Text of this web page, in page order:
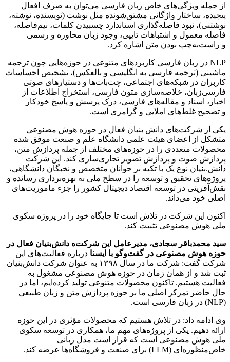
از جمله ویژگی‌های خاص زبان فارسی می‌توان به صرف افعال
پیچیده، ساختار واژگانی مشتق‌شونده مثل نوشت (نویسنده، نوشته،
نوشتنی)، نبود فاصله‌گذاری استاندارد چسبیدن کلمات، نیم‌فاصله،
فاصله معمول و اشتباهات تایپی، وجود زبان محاوره و رسمی
و راست‌به‌چپ بودن متن اشاره کرد.
NLP در زبان فارسی کاربردهای متنوعی در حوزه‌هایی چون ترجمه
ماشینی (ترجمه فارسی به انگلیسی و بالعکس)، تشخیص احساسات
کاربران در شبکه‌های اجتماعی، چت‌بات‌ها و دستیارهای صوتی
فارسی‌زبان، خلاصه‌سازی متون فارسی، استخراج اطلاعات از
اخبار، اسناد و مقاله‌های فارسی، درک پرسش و پاسخ خودکار
و تصحیح غلط‌های املایی و گرامری است.
یکی از شرکت‌های دانش بنیان فعال در حوزه هوش مصنوعی
متشکل از اعضای هیئت علمی دانشگاه علم و صنعت موفق شده
محصولات متعددی را در حوزه‌های مختلف از جمله پردازش متن،
پردازش صوت و پردازش تصویر تجاری‌سازی کند. این شرکت
دانش.بنیان نوع یک با تکیه بر جوانان متخصص و نخبگان دانشگاهی،
پروژه‌های تحقیق و توسعه را در سطح ملی به بهره‌برداری رسانده و
نقش‌آفرینی در توسعه اقتصاد دیجیتال کشور را جزء ماموریت‌های
اصلی خود می‌داند.
اکنون این شرکت در تلاش است تا جایگاه خود را در پروژه سکوی
ملی هوش مصنوعی تثبیت کند.
سید محمدباقر سجادی، مدیرعامل این شرکت‌ه دانش‌بنیان فعال در
حوزه هوش مصنوعی در گفت‌وگو با ایسنا درباره فعالیت‌های این
شرکت گفت: شرکت ما در سال ۱۳۹۸ به عنوان شرکت دانش‌بنیان
ثبت شد و از همان زمان در حوزه هوش مصنوعی مشغول به
فعالیت هستیم. تاکنون محصولات متنوعی تولید کرده‌ایم، اما در
حال حاضر تمرکز اصلی ما بر حوزه پردازش متن و زبان طبیعی
(NLP) در زبان فارسی است.
وی ادامه داد: در تلاش هستیم که محصولات مؤثری در این حوزه
ارائه دهیم. یکی از پروژه‌های مهم ما، همکاری در توسعه سکوی
ملی هوش مصنوعی است که قرار است مدل زبانی
خاص‌منظوره‌ای (LLM) برای صنعت و فروشگاه‌ها عرضه کند.